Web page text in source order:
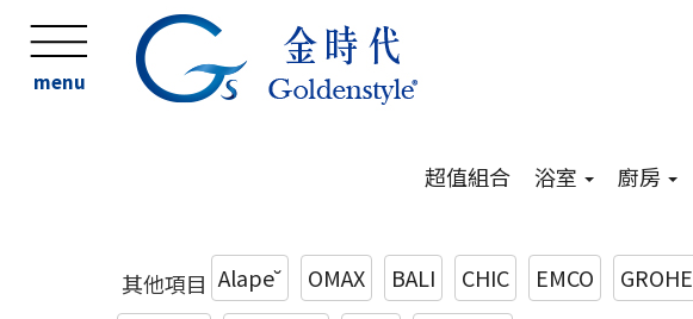
超值組合 浴室 廚房
menu
其他項目 Alape˘ OMAX BALI CHIC EMCO GROHE